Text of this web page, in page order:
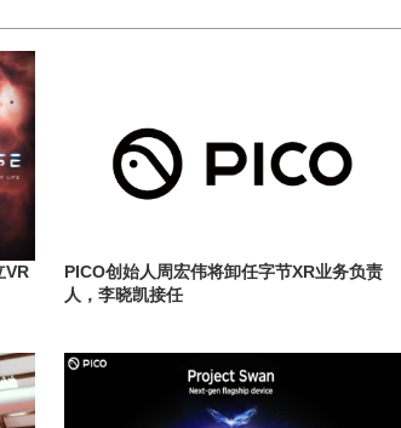
VR
PICO创始人周宏伟将卸任字节XR业务负责
人，李晓凯接任